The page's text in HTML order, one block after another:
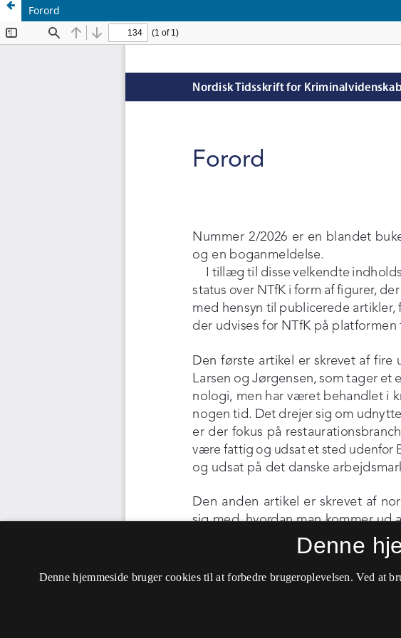
Forord
Denne
Denne hjemmeside bruger cookies til at forbedre brugeroplevelsen. Ved at